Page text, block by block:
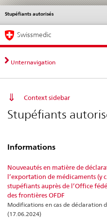
Navigation
directe:
actualités,
bases
contact
Actualités & Mises à
normes
Stupéfiants autorisés
Service
Navigation
Swissmedic
Unternavigation
Context sidebar
Stupéfiants
Informations
Nouveautés en matière de
l’exportation de médicaments (y
stupéfiants auprès de l’Office
des frontières OFDF
Modifications en cas de déclaration
(17.06.2024)